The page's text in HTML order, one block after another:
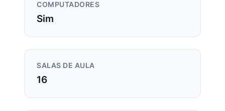
COMPUTADORES
Sim
SALAS DE AULA
16